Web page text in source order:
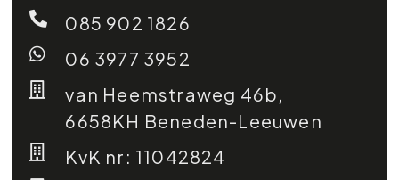
085 902 1826
06 3977 3952
van Heemstraweg 46b,
6658KH Beneden-Leeuwen
KvK nr: 11042824